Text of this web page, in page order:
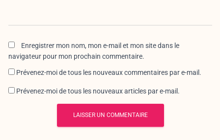
Enregistrer mon nom, mon e-mail et mon site dans le
navigateur pour mon prochain commentaire.
Prévenez-moi de tous les nouveaux commentaires par e-mail.
Prévenez-moi de tous les nouveaux articles par e-mail.